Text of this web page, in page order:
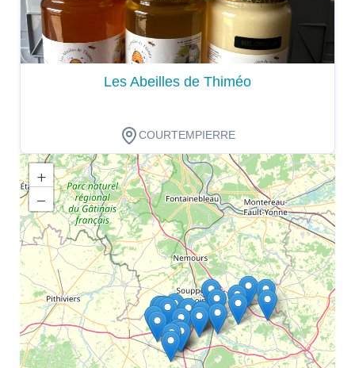
Les Abeilles de Thiméo
COURTEMPIERRE
Dégustation
+
−